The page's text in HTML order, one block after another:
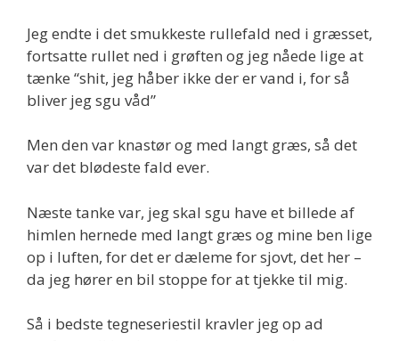
Jeg endte i det smukkeste rullefald ned i græsset,
fortsatte rullet ned i grøften og jeg nåede lige at
tænke “shit, jeg håber ikke der er vand i, for så
bliver jeg sgu våd”
Men den var knastør og med langt græs, så det
var det blødeste fald ever.
Næste tanke var, jeg skal sgu have et billede af
himlen hernede med langt græs og mine ben lige
op i luften, for det er dæleme for sjovt, det her –
da jeg hører en bil stoppe for at tjekke til mig.
Så i bedste tegneseriestil kravler jeg op ad